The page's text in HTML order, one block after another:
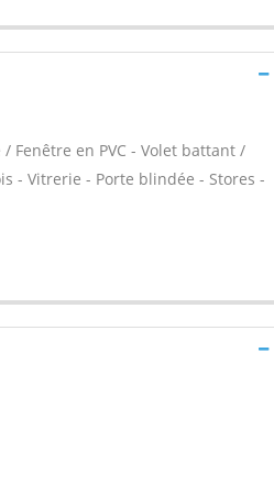
Fenêtre en PVC - Volet battant /
- Vitrerie - Porte blindée - Stores -